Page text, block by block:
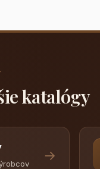
katalógy
→